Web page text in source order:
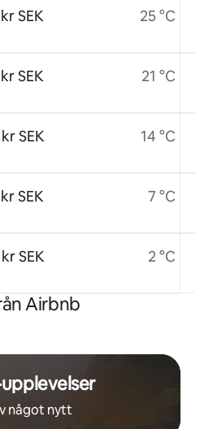
SEK
SEK
SEK
SEK
SEK
25 °C
21 °C
14 °C
7 °C
2 °C
Airbnb
något nytt